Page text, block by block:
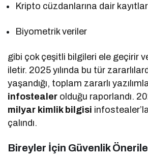
Kripto cüzdanlarına dair kayıtlar
Biyometrik veriler
gibi çok çeşitli bilgileri ele geçirir
iletir. 2025 yılında bu tür
yaşandığı, toplam zararlı
infostealer olduğu raporlandı.
milyar kimlik bilgisi
çalındı.
Bireyler İçin Güvenlik